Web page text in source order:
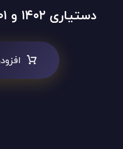
دستیاری ۱۴۰۲ و ۱۴۰۱ – شامل ۶۳۴ تست